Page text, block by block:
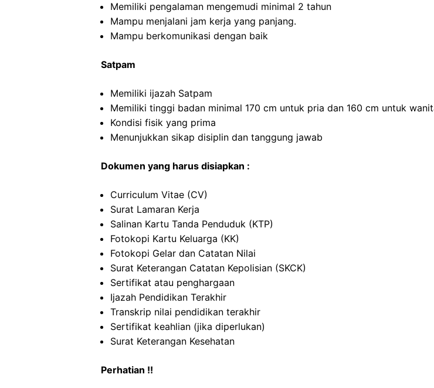
Memiliki pengalaman mengemudi minimal 2 tahun
Mampu menjalani jam kerja yang panjang.
Mampu berkomunikasi dengan baik
Satpam
Memiliki ijazah Satpam
Memiliki tinggi badan minimal 170 cm untuk pria dan 160 cm untuk
Kondisi fisik yang prima
Menunjukkan sikap disiplin dan tanggung jawab
Dokumen yang harus disiapkan :
Curriculum Vitae (CV)
Surat Lamaran Kerja
Salinan Kartu Tanda Penduduk (KTP)
Fotokopi Kartu Keluarga (KK)
Fotokopi Gelar dan Catatan Nilai
Surat Keterangan Catatan Kepolisian (SKCK)
Sertifikat atau penghargaan
Ijazah Pendidikan Terakhir
Transkrip nilai pendidikan terakhir
Sertifikat keahlian (jika diperlukan)
Surat Keterangan Kesehatan
Perhatian !!